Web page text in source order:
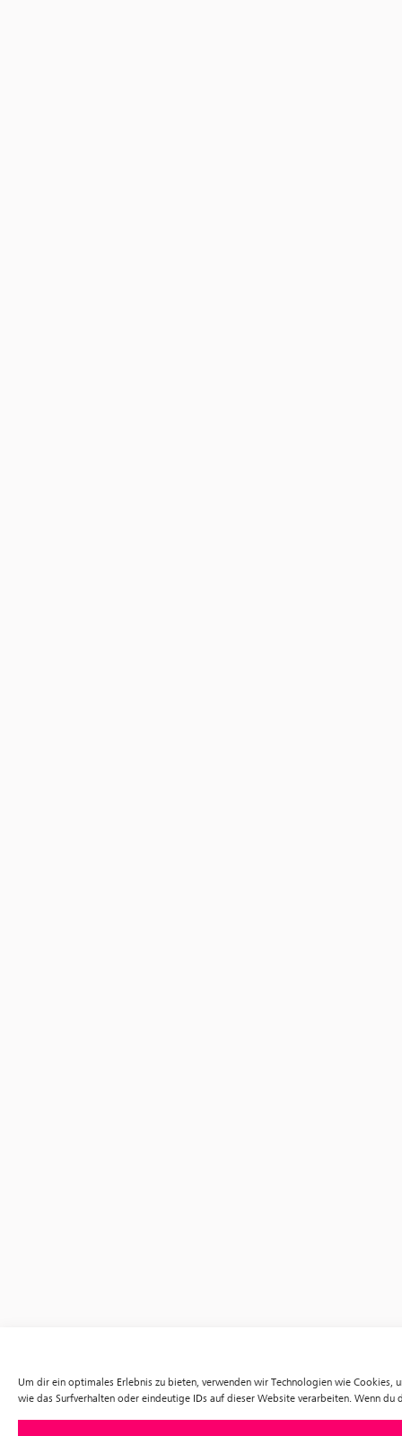
Um dir ein optimales Erlebnis zu bieten, verwenden wir Technologien wie
wie das Surfverhalten oder eindeutige IDs auf dieser Website verarbeiten. Wenn